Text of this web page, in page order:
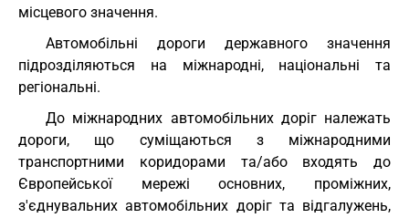
місцевого значення.
Автомобільні дороги державного значення
підрозділяються на міжнародні, національні та
регіональні.
До міжнародних автомобільних доріг належать
дороги, що суміщаються з міжнародними
транспортними коридорами та/або входять до
Європейської мережі основних, проміжних,
з'єднувальних автомобільних доріг та відгалужень,